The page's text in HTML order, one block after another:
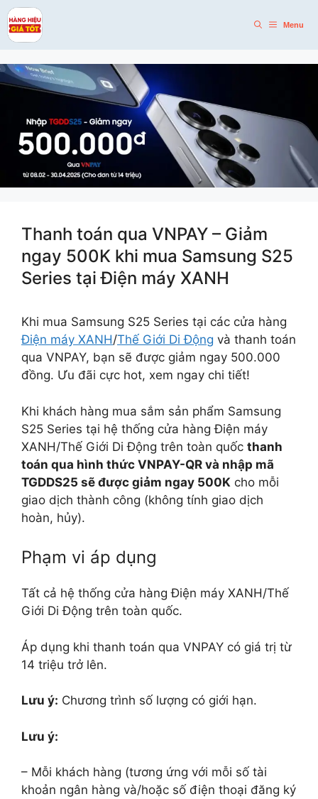
Skip
to
content
Menu
Thanh toán qua VNPAY – Giảm
ngay 500K khi mua Samsung S25
Series tại Điện máy XANH
Khi mua Samsung S25 Series tại các cửa hàng
Điện máy XANH/Thế Giới Di Động và thanh toán
qua VNPAY, bạn sẽ được giảm ngay 500.000
đồng. Ưu đãi cực hot, xem ngay chi tiết!
Khi khách hàng mua sắm sản phẩm Samsung
S25 Series tại hệ thống cửa hàng Điện máy
XANH/Thế Giới Di Động trên toàn quốc thanh
toán qua hình thức VNPAY-QR và nhập mã
TGDDS25 sẽ được giảm ngay 500K cho mỗi
giao dịch thành công (không tính giao dịch
hoàn, hủy).
Phạm vi áp dụng
Tất cả hệ thống cửa hàng Điện máy XANH/Thế
Giới Di Động trên toàn quốc.
Áp dụng khi thanh toán qua VNPAY có giá trị từ
14 triệu trở lên.
Lưu ý: Chương trình số lượng có giới hạn.
Lưu ý:
– Mỗi khách hàng (tương ứng với mỗi số tài
khoản ngân hàng và/hoặc số điện thoại đăng ký